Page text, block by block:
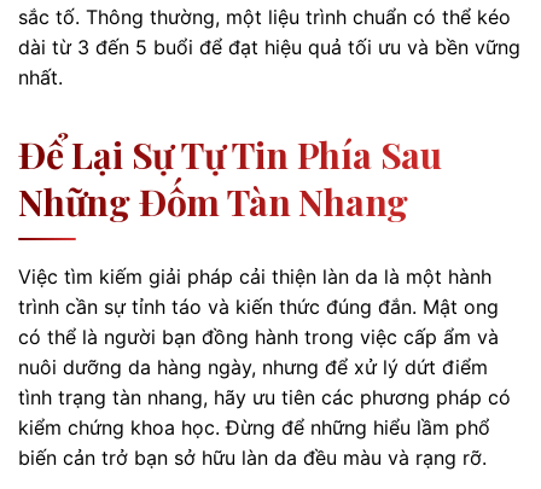
sắc tố. Thông thường, một liệu trình chuẩn có thể kéo
dài từ 3 đến 5 buổi để đạt hiệu quả tối ưu và bền vững
nhất.
Để Lại Sự Tự Tin Phía Sau
Những Đốm Tàn Nhang
Việc tìm kiếm giải pháp cải thiện làn da là một hành
trình cần sự tỉnh táo và kiến thức đúng đắn. Mật ong
có thể là người bạn đồng hành trong việc cấp ẩm và
nuôi dưỡng da hàng ngày, nhưng để xử lý dứt điểm
tình trạng tàn nhang, hãy ưu tiên các phương pháp có
kiểm chứng khoa học. Đừng để những hiểu lầm phổ
biến cản trở bạn sở hữu làn da đều màu và rạng rỡ.